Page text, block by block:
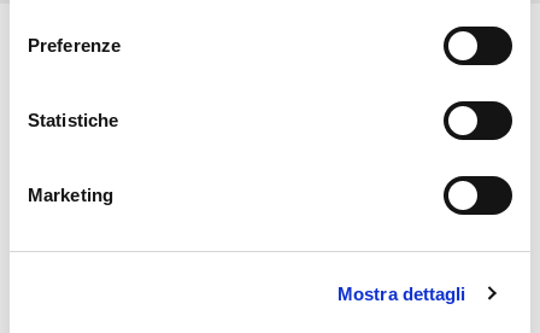
Preferenze
Statistiche
Marketing
Mostra dettagli